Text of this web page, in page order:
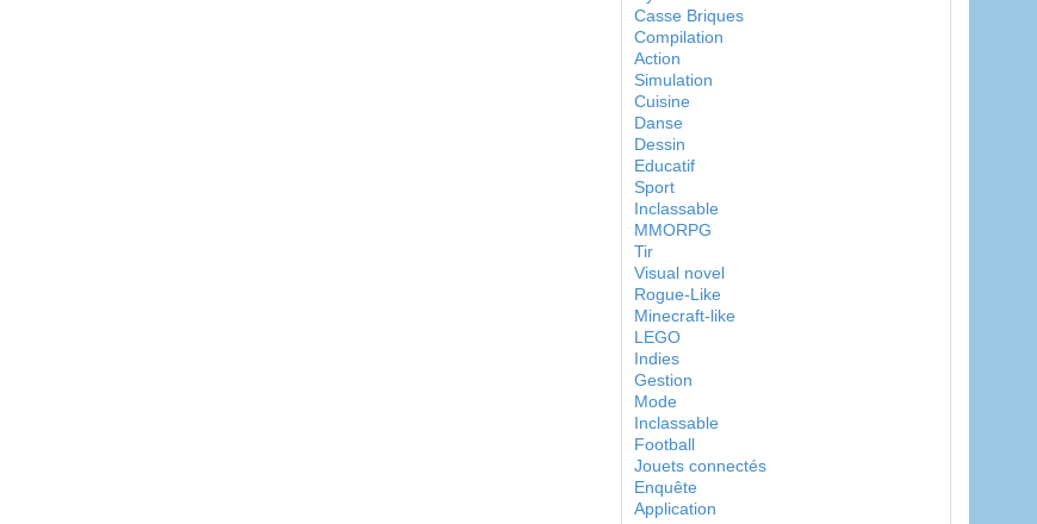
Casse Briques
Compilation
Action
Simulation
Cuisine
Danse
Dessin
Educatif
Sport
Inclassable
MMORPG
Tir
Visual novel
Rogue-Like
Minecraft-like
LEGO
Indies
Gestion
Mode
Inclassable
Football
Jouets connectés
Enquête
Application